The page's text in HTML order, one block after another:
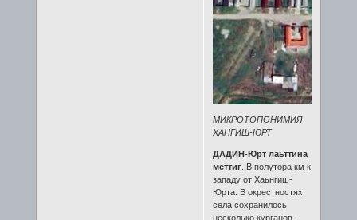
МИКРОТОПОНИМИЯ
ХАНГИШ-ЮРТ
ДАДИН-Юрт лаьттина
меттиг. В полутора км к
западу от Хаьнгиш-
Юрта. В окрестностях
села сохранилось
несколько курганов -